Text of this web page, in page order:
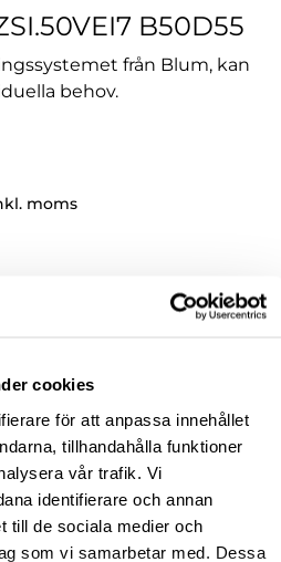
cookies
för att anpassa innehållet
tillhandahålla funktioner
vår trafik. Vi
identifierare och annan
till de sociala medier och
som vi samarbetar med. Dessa
B50D55
från Blum, kan
behov.
moms
Beställningsvara
Slut i lager
Slut i lager
Slut i lager